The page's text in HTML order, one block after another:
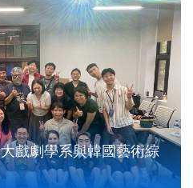
戲劇學系與韓國藝術綜